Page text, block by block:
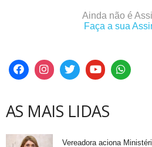
Ainda não é
Faça a sua
AS MAIS LIDAS
Vereadora aciona